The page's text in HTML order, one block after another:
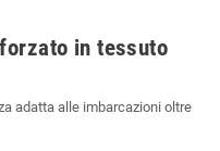
in tessuto
adatta alle imbarcazioni oltre